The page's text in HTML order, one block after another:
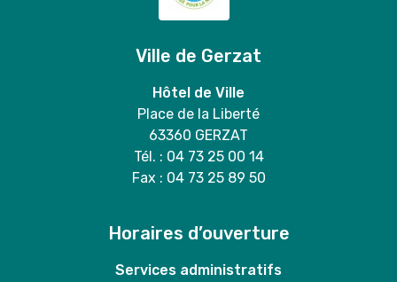
Ville de Gerzat
Hôtel de Ville
Place de la Liberté
63360 GERZAT
Tél. : 04 73 25 00 14
Fax : 04 73 25 89 50
Horaires d’ouverture
Services administratifs